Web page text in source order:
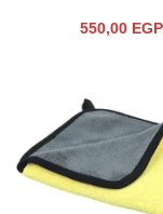
550,00 EGP